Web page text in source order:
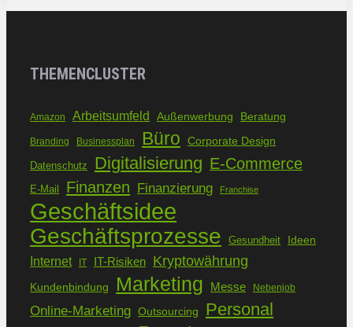
THEMENCLUSTER
Amazon Arbeitsumfeld Außenwerbung Beratung
Branding Businessplan Büro Corporate Design
Datenschutz Digitalisierung E-Commerce
E-Mail Finanzen Finanzierung Franchise
Geschäftsidee
Geschäftsprozesse Gesundheit Ideen
Internet IT IT-Risiken Kryptowährung
Kundenbindung Marketing Messe Nebenjob
Online-Marketing Outsourcing Personal